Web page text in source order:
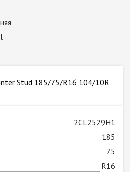
Stud 185/75/R16 104/10R
2CL2529H1
185
75
R16